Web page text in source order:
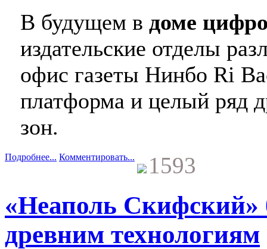
В будущем в доме
издательские отделы
офис газеты Нинбо Ri
платформа и целый ряд
зон.
Подробнее... Комментировать... 1593
«Неаполь Скифский»
древним технологиям